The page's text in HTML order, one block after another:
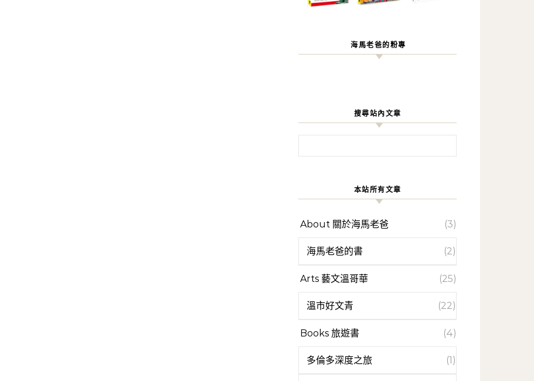
海馬老爸的粉專
搜尋站內文章
本站所有文章
About 關於海馬老爸 (3)
海馬老爸的書 (2)
Arts 藝文溫哥華 (25)
溫市好文青 (22)
Books 旅遊書 (4)
多倫多深度之旅 (1)